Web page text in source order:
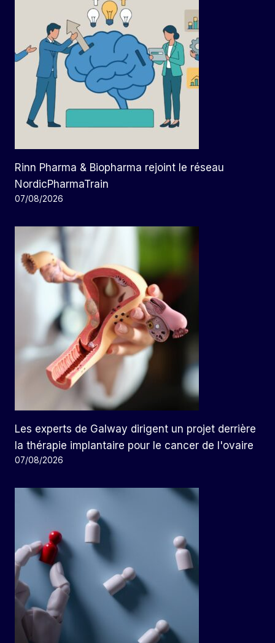
Rinn Pharma & Biopharma rejoint le réseau
NordicPharmaTrain
07/08/2026
Les experts de Galway dirigent un projet derrière
la thérapie implantaire pour le cancer de l'ovaire
07/08/2026